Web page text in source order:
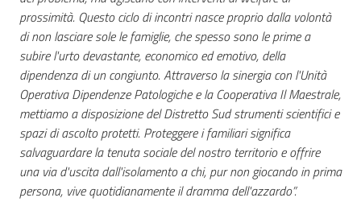
prossimità. Questo ciclo di incontri nasce proprio dalla volontà
di non lasciare sole le famiglie, che spesso sono le prime a
subire l'urto devastante, economico ed emotivo, della
dipendenza di un congiunto. ​Attraverso la sinergia con l'Unità
Operativa Dipendenze Patologiche e la Cooperativa Il Maestrale,
mettiamo a disposizione del Distretto Sud strumenti scientifici e
spazi di ascolto protetti. Proteggere i familiari significa
salvaguardare la tenuta sociale del nostro territorio e offrire
una via d'uscita dall'isolamento a chi, pur non giocando in prima
persona, vive quotidianamente il dramma dell'azzardo”.